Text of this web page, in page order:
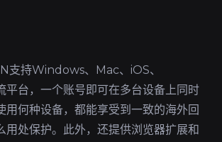
支持Windows、Mac、iOS、
台，一个账号即可在多台设备上同时
用何种设备，都能享受到一致的海外回
用处保护。此外，还提供浏览器扩展和